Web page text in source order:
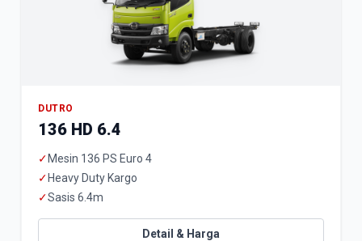
DUTRO
136 HD 6.4
✓ Mesin 136 PS Euro 4
✓ Heavy Duty Kargo
✓Sasis 6.4m
Detail & Harga